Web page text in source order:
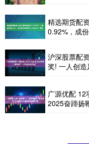
精选期货配
0.92%，成
沪深股票配
奖! 一人创造
广源优配 12
2025奋蹄扬